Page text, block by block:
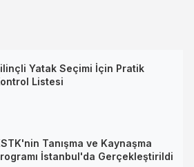
Yatak Seçimi İçin Pratik
Listesi
Tanışma ve Kaynaşma
İstanbul'da Gerçekleştirildi